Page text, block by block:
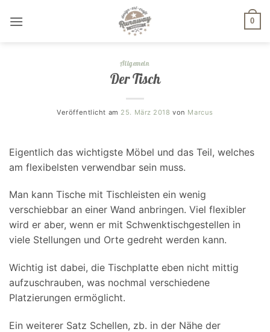
Inhalt
0
Allgemein
Der Tisch
Veröffentlicht am 25. März 2018 von Marcus
Eigentlich das wichtigste Möbel und das Teil, welches
am flexibelsten verwendbar sein muss.
Man kann Tische mit Tischleisten ein wenig
verschiebbar an einer Wand anbringen. Viel flexibler
wird er aber, wenn er mit Schwenktischgestellen in
viele Stellungen und Orte gedreht werden kann.
Wichtig ist dabei, die Tischplatte eben nicht mittig
aufzuschrauben, was nochmal verschiedene
Platzierungen ermöglicht.
Ein weiterer Satz Schellen, zb. in der Nähe der